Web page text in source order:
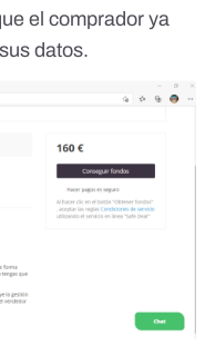
el comprador ya
datos.